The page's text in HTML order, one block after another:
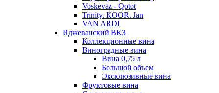
Voskevaz - Qotot
Trinity. KOOR. Jan
VAN ARDI
Иджеванский ВКЗ
Коллекционные вина
Виноградные вина
Вина 0,75 л
Большой объем
Эксклюзивные вина
Фруктовые вина